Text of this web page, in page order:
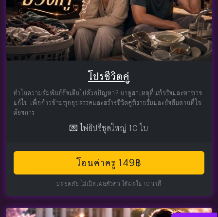
โปรชีวิตคู่
ทำไมความสัมพันธ์ถึงเต็มไปด้วยปัญหา? มาดูสาเหตุที่แท้จริงและหาทาง
แก้ไข เพื่อก้าวข้ามทุกอุปสรรคและสร้างชีวิตคู่ที่ราบรื่นและยั่งยืนตามที่ใจ
ต้องการ
💌 ไพ่ยิปซีชุดใหญ่ 10 ใบ
โอนค่าครู 149฿
ปลอดภัย ไม่เปิดเผยตัวตน ได้ผลใน 10 นาที